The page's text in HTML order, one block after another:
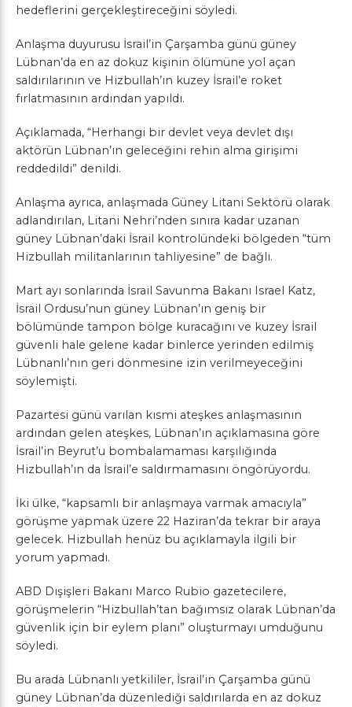
hedeflerini gerçekleştireceğini söyledi.
Anlaşma duyurusu İsrail’in Çarşamba günü güney
Lübnan’da en az dokuz kişinin ölümüne yol açan
saldırılarının ve Hizbullah’ın kuzey İsrail’e roket
fırlatmasının ardından yapıldı.
Açıklamada, “Herhangi bir devlet veya devlet dışı
aktörün Lübnan’ın geleceğini rehin alma girişimi
reddedildi” denildi.
Anlaşma ayrıca, anlaşmada Güney Litani Sektörü olarak
adlandırılan, Litani Nehri’nden sınıra kadar uzanan
güney Lübnan’daki İsrail kontrolündeki bölgeden “tüm
Hizbullah militanlarının tahliyesine” de bağlı.
Mart ayı sonlarında İsrail Savunma Bakanı Israel Katz,
İsrail Ordusu’nun güney Lübnan’ın geniş bir
bölümünde tampon bölge kuracağını ve kuzey İsrail
güvenli hale gelene kadar binlerce yerinden edilmiş
Lübnanlı’nın geri dönmesine izin verilmeyeceğini
söylemişti.
Pazartesi günü varılan kısmi ateşkes anlaşmasının
ardından gelen ateşkes, Lübnan’ın açıklamasına göre
İsrail’in Beyrut’u bombalamaması karşılığında
Hizbullah’ın da İsrail’e saldırmamasını öngörüyordu.
İki ülke, “kapsamlı bir anlaşmaya varmak amacıyla”
görüşme yapmak üzere 22 Haziran’da tekrar bir araya
gelecek. Hizbullah henüz bu açıklamayla ilgili bir
yorum yapmadı.
ABD Dışişleri Bakanı Marco Rubio gazetecilere,
görüşmelerin “Hizbullah’tan bağımsız olarak Lübnan’da
güvenlik için bir eylem planı” oluşturmayı umduğunu
söyledi.
Bu arada Lübnanlı yetkililer, İsrail’in Çarşamba günü
güney Lübnan’da düzenlediği saldırılarda en az dokuz